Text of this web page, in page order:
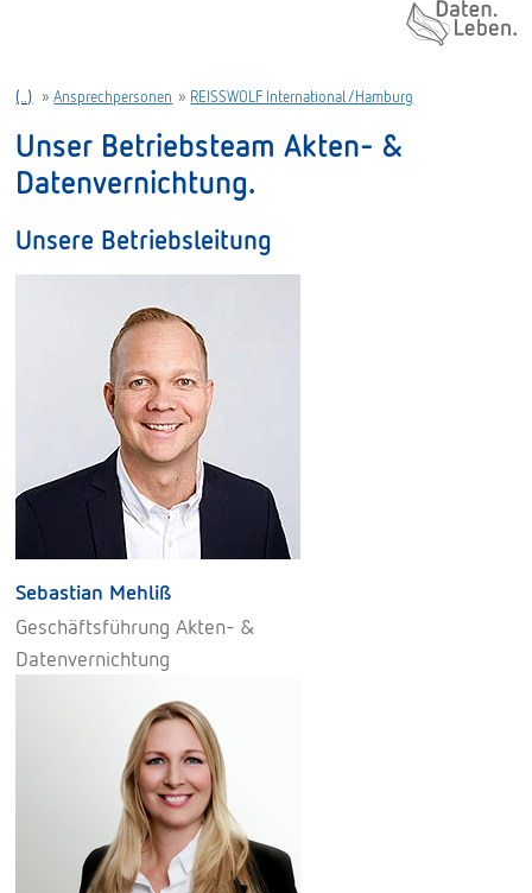
Daten. Leben.
(..) »Ansprechpersonen » REISSWOLF International/Hamburg
Unser Betriebsteam Akten- &
Datenvernichtung.
Unsere Betriebsleitung
Sebastian Mehliß
Geschäftsführung Akten- &
Datenvernichtung